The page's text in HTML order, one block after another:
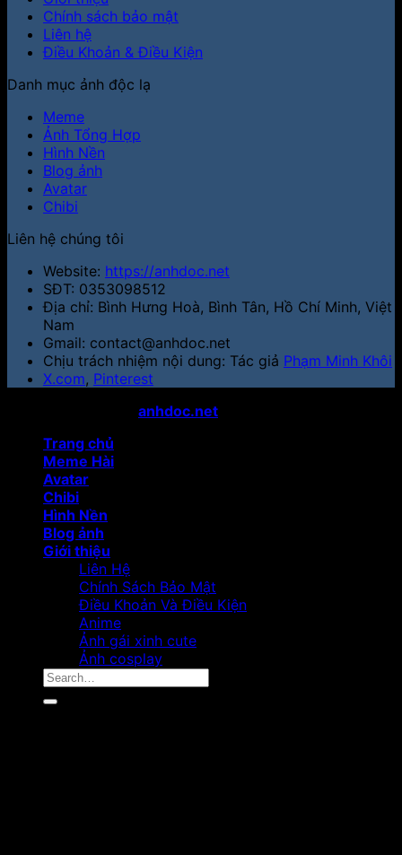
Chính sách bảo mật
Liên hệ
Điều Khoản & Điều Kiện
Danh mục ảnh độc lạ
Meme
Ảnh Tổng Hợp
Hình Nền
Blog ảnh
Avatar
Chibi
Liên hệ chúng tôi
Website: https://anhdoc.net
SĐT: 0353098512
Địa chỉ: Bình Hưng Hoà, Bình Tân, Hồ Chí Minh, Việt
Nam
Gmail: contact@anhdoc.net
Chịu trách nhiệm nội dung: Tác giả Phạm Minh Khôi
X.com, Pinterest
anhdoc.net
Trang chủ
Meme Hài
Avatar
Chibi
Hình Nền
Blog ảnh
Giới thiệu
Liên Hệ
Chính Sách Bảo Mật
Điều Khoản Và Điều Kiện
Anime
Ảnh gái xinh cute
Ảnh cosplay